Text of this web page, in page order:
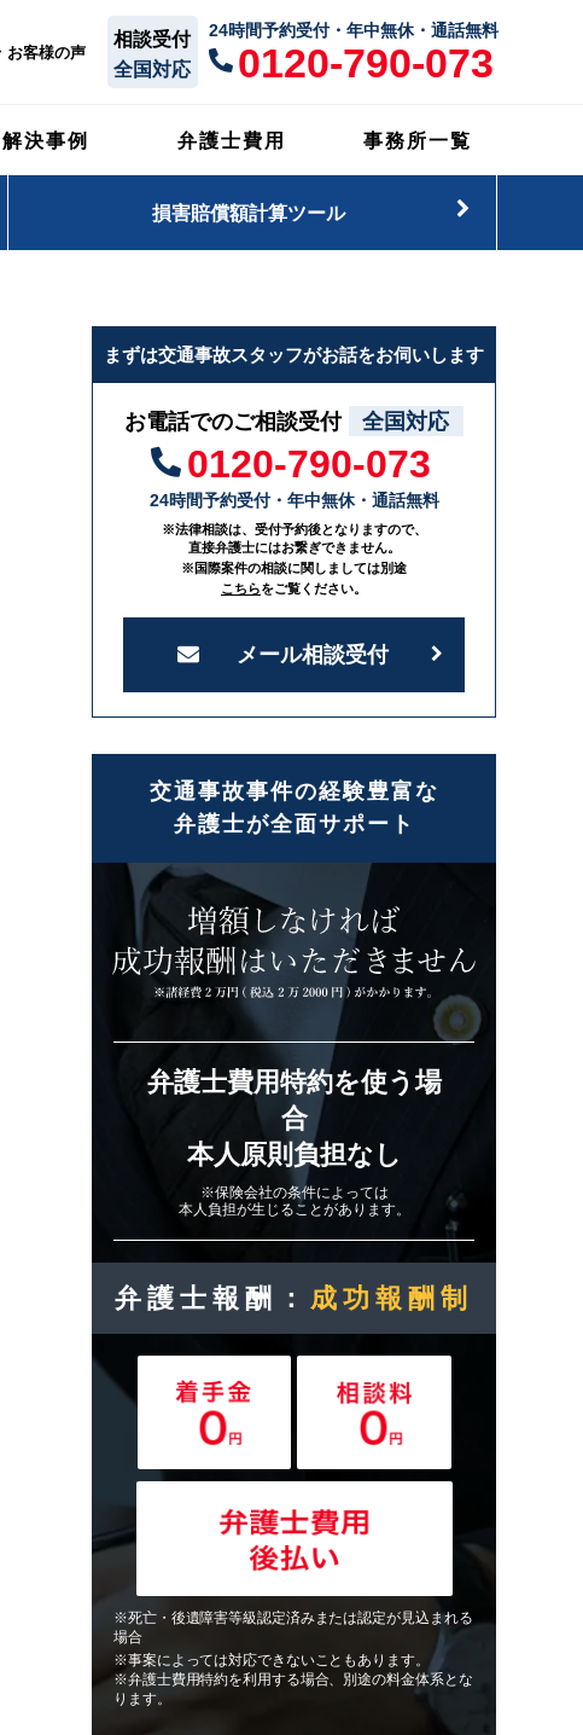
お客様の声
相談受付
全国対応
24時間予約受付・年中無休・通話無料
0120-790-073
解決事例 弁護士費用 事務所一覧
損害賠償額計算ツール
まずは交通事故スタッフがお話をお伺いします
お電話でのご相談受付 全国対応
0120-790-073
24時間予約受付・年中無休・通話無料
※法律相談は、受付予約後となりますので、
直接弁護士にはお繋ぎできません。
※国際案件の相談に関しましては別途
こちらをご覧ください。
メール相談受付
交通事故事件の経験豊富な
弁護士が全面サポート
弁護士費用特約を使う場
合
本人原則負担なし
※保険会社の条件によっては
本人負担が生じることがあります。
弁護士報酬： 成功報酬制
※死亡・後遺障害等級認定済みまたは認定が見込まれる
場合
※事案によっては対応できないこともあります。
※弁護士費用特約を利用する場合、別途の料金体系とな
ります。